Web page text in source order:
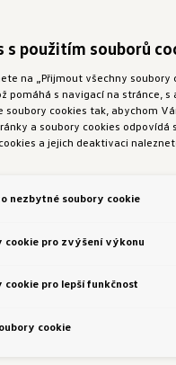
s použitím souborů
na „Přijmout všechny
pomáhá s navigací na stránce,
soubory cookies tak, abychom
a soubory cookies odpovídá
a jejich deaktivaci
nezbytné soubory cookie
cookie pro zvýšení výkonu
cookie pro lepší funkčnost
cookie